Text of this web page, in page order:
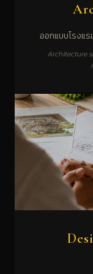
ออกแบบโรงแ
Architecture